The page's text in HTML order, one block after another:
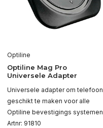
Optiline
Optiline Mag Pro
Universele Adapter
Universele adapter om telefoon
geschikt te maken voor alle
Optiline bevestigings systemen
Artnr: 91810